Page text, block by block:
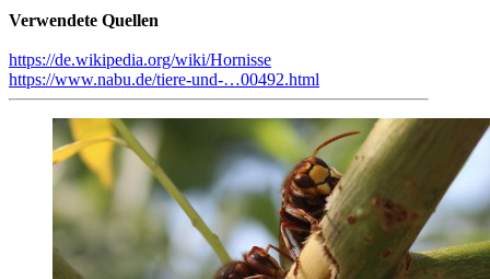
Verwendete Quellen
https://de.wikipedia.org/wiki/Hornisse
https://www.nabu.de/tiere-und-…00492.html